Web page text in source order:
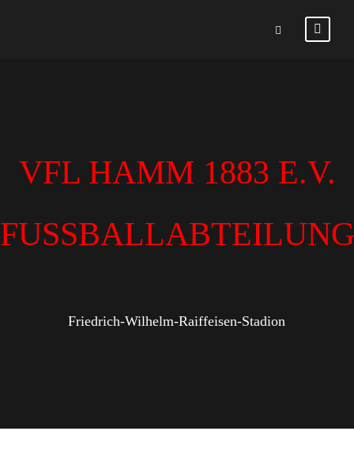
VFL HAMM 1883 E.V.
FUSSBALLABTEILUNG
Friedrich-Wilhelm-Raiffeisen-Stadion